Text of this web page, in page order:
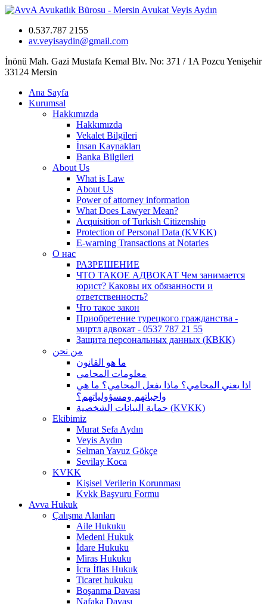
0.537.787 2155
av.veyisaydin@gmail.com
İnönü Mah. Gazi Mustafa Kemal Blv. No: 371 / 1A Pozcu Yenişehir
33124 Mersin
Ana Sayfa
Kurumsal
Hakkımızda
Hakkımızda
Vekalet Bilgileri
İnsan Kaynakları
Banka Bilgileri
About Us
What is Law
About Us
Power of attorney information
What Does Lawyer Mean?
Acquisition of Turkish Citizenship
Protection of Personal Data (KVKK)
E-warning Transactions at Notaries
О нас
РАЗРЕШЕНИЕ
ЧТО ТАКОЕ АДВОКАТ Чем занимается
юрист? Каковы их обязанности и
ответственность?
Что такое закон
Приобретение турецкого гражданства -
миртл адвокат - 0537 787 21 55
Защита персональных данных (КВКК)
من نحن
ما هو القانون
معلومات المحامي
اذا يعني المحامي؟ ماذا يفعل المحامي؟ ما هي
واجباتهم ومسؤولياتهم؟
حماية البيانات الشخصية (KVKK)
Ekibimiz
Murat Sefa Aydın
Veyis Aydın
Selman Yavuz Gökçe
Sevilay Koca
KVKK
Kişisel Verilerin Korunması
Kvkk Başvuru Formu
Avva Hukuk
Çalışma Alanları
Aile Hukuku
Medeni Hukuk
İdare Hukuku
Miras Hukuku
İcra İflas Hukuk
Ticaret hukuku
Boşanma Davası
Nafaka Davası